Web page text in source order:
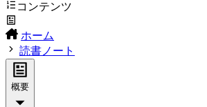
コンテンツ
ホーム
読書ノート
概要